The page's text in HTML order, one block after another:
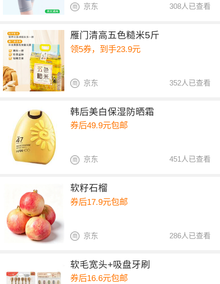
308人已查看
京东
雁门清高五色糙米5斤
领5券，到手23.9元
352人已查看
京东
韩后美白保湿防晒霜
券后49.9元包邮
451人已查看
京东
软籽石榴
券后17.9元包邮
286人已查看
京东
软毛宽头+吸盘牙刷
券后16.6元包邮